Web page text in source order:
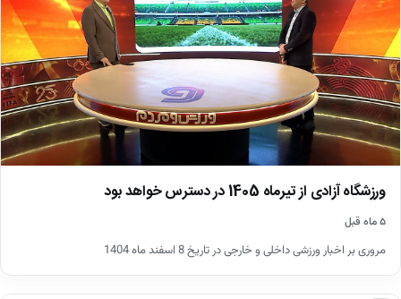
ورزشگاه آزادی از تیرماه 1405 در دسترس خواهد بود
۵ ماه قبل
مروری بر اخبار ورزشی داخلی و خارجی در تاریخ 8 اسفند ماه 1404